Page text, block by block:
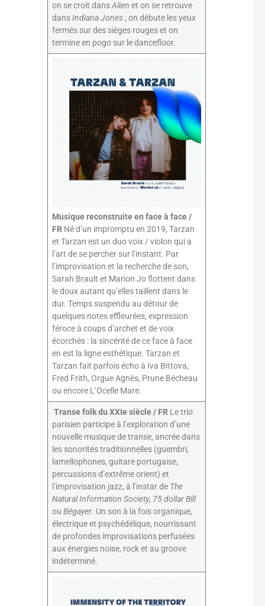
on se croit dansAlien et on se retrouve
dansIndiana Jones ; on débute les yeux
fermés sur des sièges rouges et on
termine en pogo sur le dancefloor.
Musique reconstruite en face à face /
FR Né d’un impromptu en 2019, Tarzan
et Tarzan est un duo voix / violon qui a
l’art de se percher sur l’instant. Par
l’improvisation et la recherche de son,
Sarah Brault et Marion Jo flottent dans
le doux autant qu’elles taillent dans le
dur. Temps suspendu au détour de
quelques notes effleurées, expression
féroce à coups d’archet et de voix
écorchés : la sincérité de ce face à face
en est la ligne esthétique. Tarzan et
Tarzan fait parfois écho à Iva Bittova,
Fred Frith, Orgue Agnès, Prune Bécheau
ou encore L’Ocelle Mare.
Transe folk du XXIe siècle / FR Le trio
parisien participe à l’exploration d’une
nouvelle musique de transe, ancrée dans
les sonorités traditionnelles (guembri,
lamellophones, guitare portugaise,
percussions d’extrême orient) et
l’improvisation jazz, à l’instar de The
Natural Information Society, 75 dollar Bill
ouBégayer. Un son à la fois organique,
électrique et psychédélique, nourrissant
de profondes improvisations perfusées
aux énergies noise, rock et au groove
indéterminé.